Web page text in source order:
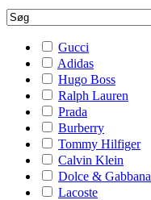
Gucci
Adidas
Hugo Boss
Ralph Lauren
Prada
Burberry
Tommy Hilfiger
Calvin Klein
Dolce & Gabbana
Lacoste